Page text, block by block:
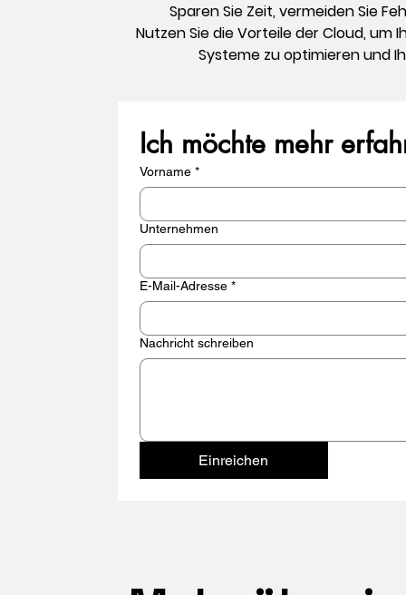
Sparen Sie Zeit, vermeiden Sie
Nutzen Sie die Vorteile der Cloud, um
Systeme zu optimieren und
Ich möchte mehr
Vorname *
Unternehmen
E-Mail-Adresse *
Nachricht schreiben
Einreichen